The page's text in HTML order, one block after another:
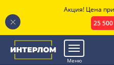
Меню
Акция! Цена
25